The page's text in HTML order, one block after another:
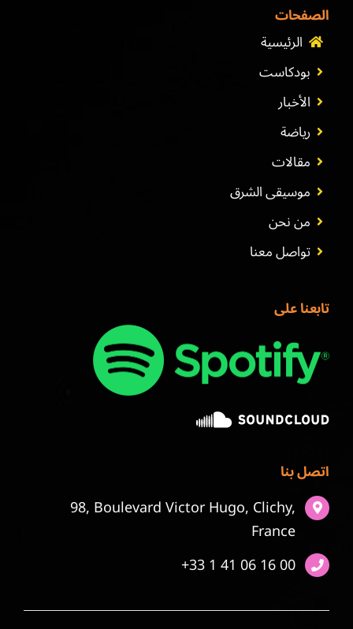
الصفحات
الرئيسية
بودكاست
الأخبار
رياضة
مقالات
موسيقى الشرق
من نحن
تواصل معنا
تابعنا على
اتصل بنا
98, Boulevard Victor Hugo, Clichy,
France
+33 1 41 06 16 00